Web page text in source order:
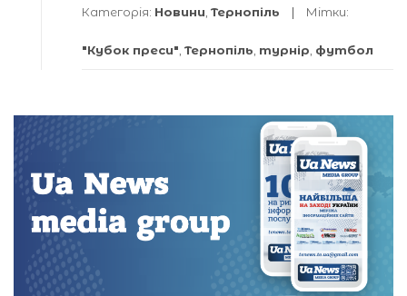
Категорія: Новини Тернопіль Мітки:
"Кубок преси" Тернопіль турнір футбол